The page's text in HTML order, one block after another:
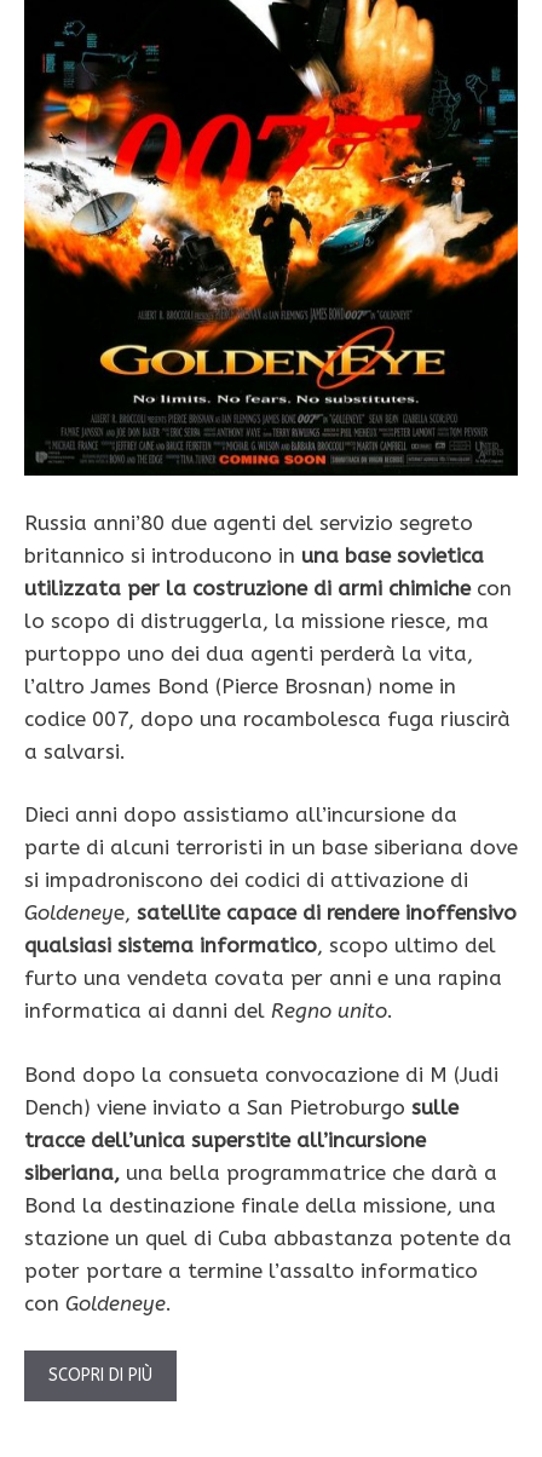
Russia anni’80 due agenti del servizio segreto
britannico si introducono in una base sovietica
utilizzata per la costruzione di armi chimiche con
lo scopo di distruggerla, la missione riesce, ma
purtoppo uno dei dua agenti perderà la vita,
l’altro James Bond (Pierce Brosnan) nome in
codice 007, dopo una rocambolesca fuga riuscirà
a salvarsi.
Dieci anni dopo assistiamo all’incursione da
parte di alcuni terroristi in un base siberiana dove
si impadroniscono dei codici di attivazione di
Goldeneye, satellite capace di rendere inoffensivo
qualsiasi sistema informatico, scopo ultimo del
furto una vendeta covata per anni e una rapina
informatica ai danni del Regno unito.
Bond dopo la consueta convocazione di M (Judi
Dench) viene inviato a San Pietroburgo sulle
tracce dell’unica superstite all’incursione
siberiana, una bella programmatrice che darà a
Bond la destinazione finale della missione, una
stazione un quel di Cuba abbastanza potente da
poter portare a termine l’assalto informatico
con Goldeneye.
SCOPRI DI PIÙ